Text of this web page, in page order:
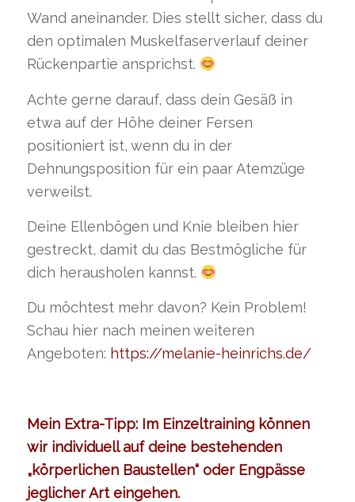
Wand aneinander. Dies stellt sicher, dass du
den optimalen Muskelfaserverlauf deiner
Rückenpartie ansprichst.
Achte gerne darauf, dass dein Gesäß in
etwa auf der Höhe deiner Fersen
positioniert ist, wenn du in der
Dehnungsposition für ein paar Atemzüge
verweilst.
Deine Ellenbögen und Knie bleiben hier
gestreckt, damit du das Bestmögliche für
dich herausholen kannst.
Du möchtest mehr davon? Kein Problem!
Schau hier nach meinen weiteren
Angeboten: https://melanie-heinrichs.de/
Mein Extra-Tipp: Im Einzeltraining können
wir individuell auf deine bestehenden
„körperlichen Baustellen“ oder Engpässe
jeglicher Art eingehen.